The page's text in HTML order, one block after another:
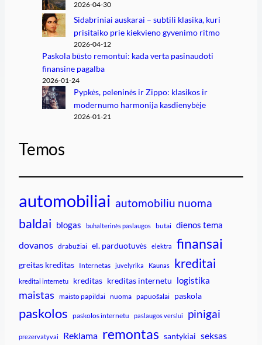
2026-04-30
Sidabriniai auskarai – subtili klasika, kuri
prisitaiko prie kiekvieno gyvenimo ritmo
2026-04-12
Paskola būsto remontui: kada verta pasinaudoti
finansine pagalba
2026-01-24
Pypkės, peleninės ir Zippo: klasikos ir
modernumo harmonija kasdienybėje
2026-01-21
Temos
automobiliai automobiliu nuoma
baldai blogas buhalterinės paslaugos butai dienos tema
dovanos drabužiai el. parduotuvės elektra finansai
greitas kreditas Internetas juvelyrika Kaunas kreditai
kreditai internetu kreditas kreditas internetu logistika
maistas maisto papildai nuoma papuošalai paskola
paskolos paskolos internetu paslaugos verslui pinigai
prezervatyvai Reklama remontas santykiai seksas